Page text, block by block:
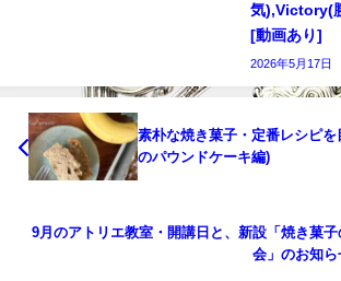
気),Victory(
[動画あり]
2026年5月17日
素朴な焼き菓子・定番レシピ
のパウンドケーキ編)
9月のアトリエ教室・開講日と、新設「焼き菓子
会」のお知ら